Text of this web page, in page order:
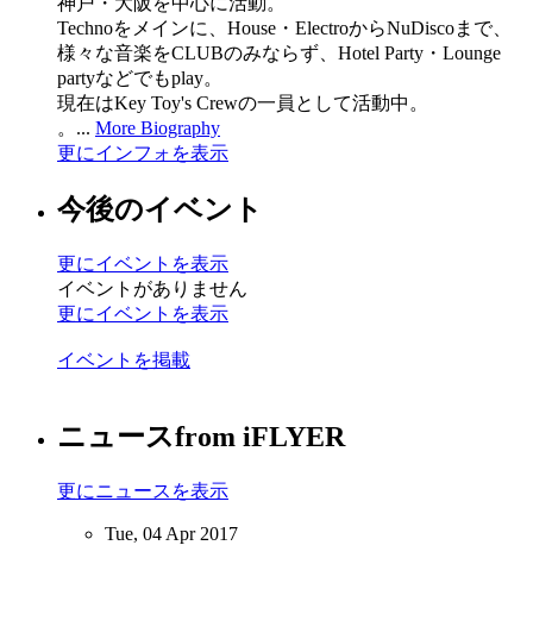
Technoをメインに、House・ElectroからNuDiscoまで、
様々な音楽をCLUBのみならず、Hotel Party・Lounge
partyなどでもplay。
現在はKey Toy's Crewの一員として活動中。
。... More Biography
更にインフォを表示
今後のイベント
更にイベントを表示
イベントがありません
更にイベントを表示
イベントを掲載
ニュースfrom iFLYER
更にニュースを表示
Tue, 04 Apr 2017